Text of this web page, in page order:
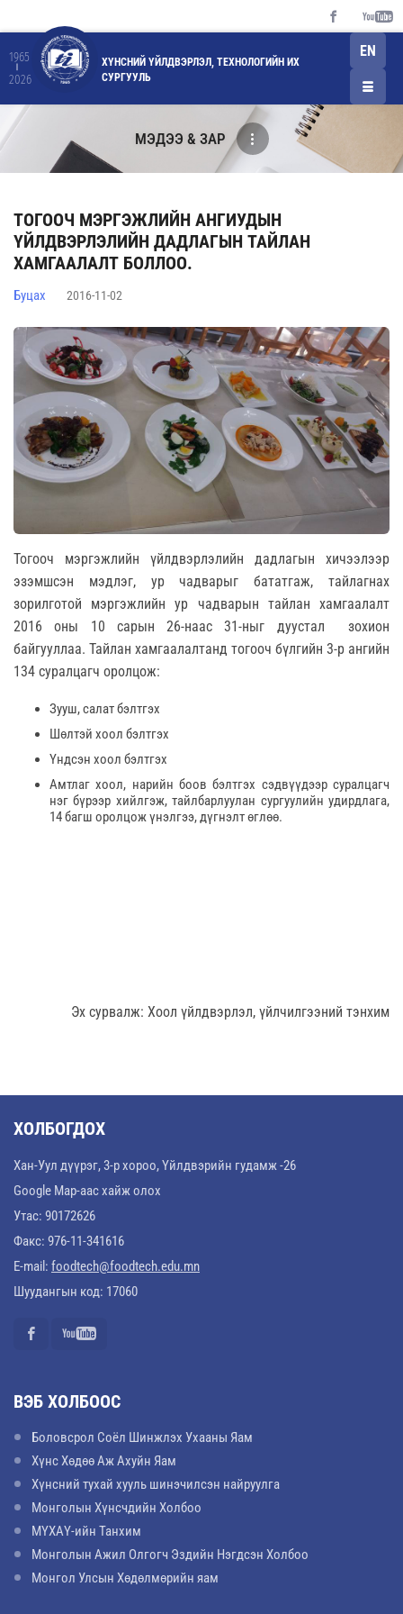
1965
2026
ХҮНСНИЙ ҮЙЛДВЭРЛЭЛ, ТЕХНОЛОГИЙН ИХ
СУРГУУЛЬ
EN
МЭДЭЭ & ЗАР
ТОГООЧ МЭРГЭЖЛИЙН АНГИУДЫН
ҮЙЛДВЭРЛЭЛИЙН ДАДЛАГЫН ТАЙЛАН
ХАМГААЛАЛТ БОЛЛОО.
Буцах 2016-11-02
Тогооч мэргэжлийн үйлдвэрлэлийн дадлагын хичээлээр
эзэмшсэн мэдлэг, ур чадварыг бататгаж, тайлагнах
зорилготой мэргэжлийн ур чадварын тайлан хамгаалалт
2016 оны 10 сарын 26-наас 31-ныг дуустал зохион
байгууллаа. Тайлан хамгаалалтанд тогооч бүлгийн 3-р ангийн
134 суралцагч оролцож:
Зууш, салат бэлтгэх
Шөлтэй хоол бэлтгэх
Үндсэн хоол бэлтгэх
Амтлаг хоол, нарийн боов бэлтгэх сэдвүүдээр суралцагч
нэг бүрээр хийлгэж, тайлбарлуулан сургуулийн удирдлага,
14 багш оролцож үнэлгээ, дүгнэлт өглөө.
Эх сурвалж: Хоол үйлдвэрлэл, үйлчилгээний тэнхим
ХОЛБОГДОХ
Хан-Уул дүүрэг, 3-р хороо, Үйлдвэрийн гудамж -26
Google Map-аас хайж олох
Утас: 90172626
Факс: 976-11-341616
E-mail: foodtech@foodtech.edu.mn
Шуудангын код: 17060
ВЭБ ХОЛБООС
Боловсрол Соёл Шинжлэх Ухааны Яам
Хүнс Хөдөө Аж Ахуйн Яам
Хүнсний тухай хууль шинэчилсэн найруулга
Монголын Хүнсчдийн Холбоо
МҮХАҮ-ийн Танхим
Монголын Ажил Олгогч Эздийн Нэгдсэн Холбоо
Монгол Улсын Хөдөлмөрийн яам